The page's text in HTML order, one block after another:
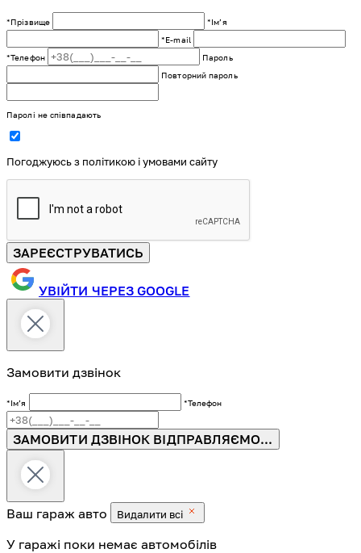
*Прізвище
*Імʼя
*E-mail
*Телефон
Пароль
Повторний пароль
Паролі не співпадають
Погоджуюсь з політикою і умовами сайту
ЗАРЕЄСТРУВАТИСЬ
УВІЙТИ ЧЕРЕЗ GOOGLE
Замовити дзвінок
*Імʼя *Телефон
ЗАМОВИТИ ДЗВІНОК ВІДПРАВЛЯЄМО...
Ваш гараж авто Видалити всі
У гаражі поки немає автомобілів